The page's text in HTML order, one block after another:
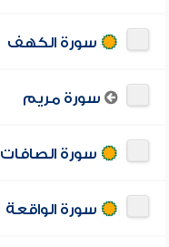
سورة الكهف
سورة مريم
سورة الصافات
سورة الواقعة